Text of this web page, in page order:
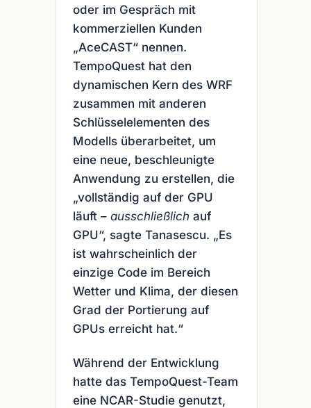
oder im Gespräch mit
kommerziellen Kunden
„AceCAST“ nennen.
TempoQuest hat den
dynamischen Kern des WRF
zusammen mit anderen
Schlüsselelementen des
Modells überarbeitet, um
eine neue, beschleunigte
Anwendung zu erstellen, die
„vollständig auf der GPU
läuft – ausschließlich auf
GPU“, sagte Tanasescu. „Es
ist wahrscheinlich der
einzige Code im Bereich
Wetter und Klima, der diesen
Grad der Portierung auf
GPUs erreicht hat.“
Während der Entwicklung
hatte das TempoQuest-Team
eine NCAR-Studie genutzt,